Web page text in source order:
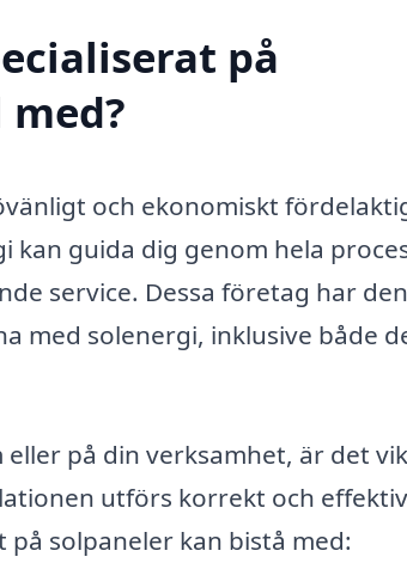
på
och ekonomiskt
guida dig genom hela
service. Dessa företag har den
med solenergi, inklusive både
på din verksamhet, är det
utförs korrekt och
solpaneler kan bistå med: